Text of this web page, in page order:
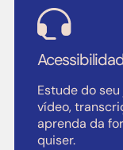
Estude do
vídeo,
aprenda da
quiser.